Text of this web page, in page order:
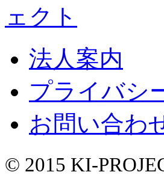
法人案内
プライバシ
お問い合わ
© 2015 KI-